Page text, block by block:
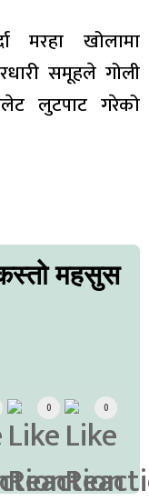
मरहा खोलामा
समूहले गोली
लुटपाट गरेको
महसुस
0 0